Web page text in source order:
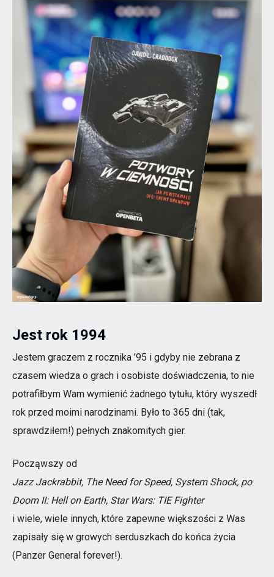
Jest rok 1994
Jestem graczem z rocznika ’95 i gdyby nie zebrana z
czasem wiedza o grach i osobiste doświadczenia, to nie
potrafiłbym Wam wymienić żadnego tytułu, który wyszedł
rok przed moimi narodzinami. Było to 365 dni (tak,
sprawdziłem!) pełnych znakomitych gier.
Począwszy od
Jazz Jackrabbit, The Need for Speed, System Shock, po
Doom II: Hell on Earth, Star Wars: TIE Fighter
i wiele, wiele innych, które zapewne większości z Was
zapisały się w growych serduszkach do końca życia
(Panzer General forever!).